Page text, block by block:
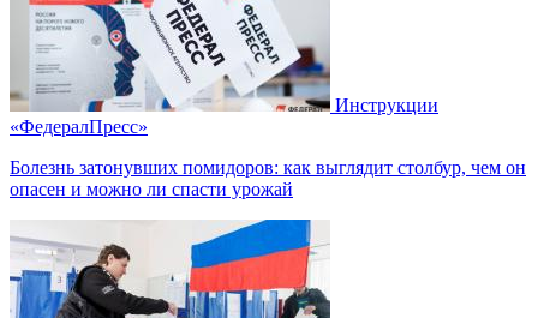
Инструкции
«ФедералПресс»
Болезнь затонувших помидоров: как выглядит столбур, чем он
опасен и можно ли спасти урожай